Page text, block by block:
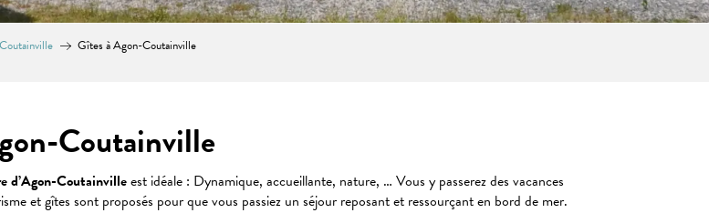
Gîtes à Agon-Coutainville
Coutainville
d’Agon-Coutainvilleest idéale : Dynamique, accueillante, nature, … Vous y passerez des vacances
et gîtes sont proposés pour que vous passiez un séjour reposant et ressourçant en bord de mer.